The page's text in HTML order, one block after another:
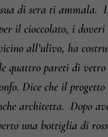
di sera ti ammala.
il cioccolato, i doveri
all’ulivo, ha
quattro pareti di
Dice che il
architetta. Dopo
una bottiglia di